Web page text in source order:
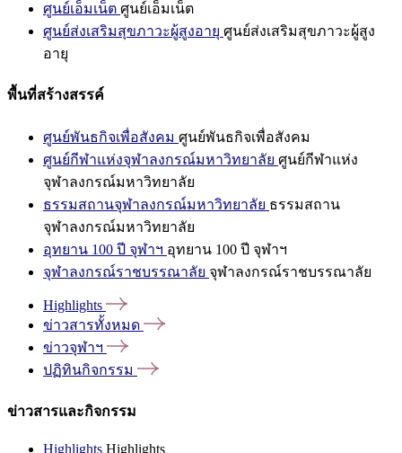
ศูนย์เอ็มเน็ต ศูนย์เอ็มเน็ต
ศูนย์ส่งเสริมสุขภาวะผู้สูงอายุ ศูนย์ส่งเสริมสุขภาวะผู้สูง
อายุ
พื้นที่สร้างสรรค์
ศูนย์พันธกิจเพื่อสังคม ศูนย์พันธกิจเพื่อสังคม
ศูนย์กีฬาแห่งจุฬาลงกรณ์มหาวิทยาลัย ศูนย์กีฬาแห่ง
จุฬาลงกรณ์มหาวิทยาลัย
ธรรมสถานจุฬาลงกรณ์มหาวิทยาลัย ธรรมสถาน
จุฬาลงกรณ์มหาวิทยาลัย
อุทยาน 100 ปี จุฬาฯ อุทยาน 100 ปี จุฬาฯ
จุฬาลงกรณ์ราชบรรณาลัย จุฬาลงกรณ์ราชบรรณาลัย
Highlights
ข่าวสารทั้งหมด
ข่าวจุฬาฯ
ปฏิทินกิจกรรม
ข่าวสารและกิจกรรม
Highlights Highlights